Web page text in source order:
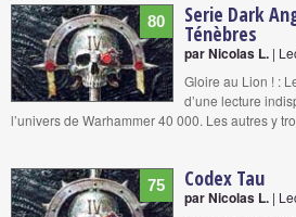
80 Serie Dark
Ténèbres
par Nicolas L. |
Gloire au Lion ! :
d’une lecture
l’univers de Warhammer 40 000. Les autres y
75 Codex Tau
par Nicolas L. |